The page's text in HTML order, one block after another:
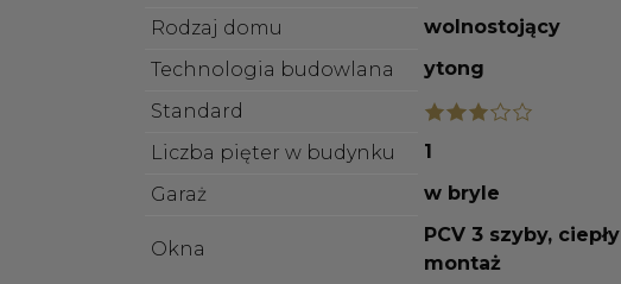
Rodzaj domu
wolnostojący
Technologia budowlana
ytong
Standard
Liczba pięter w budynku
1
Garaż
w bryle
Okna
PCV 3 szyby, ciepły
montaż